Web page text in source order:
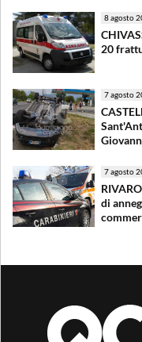
8 agosto
20
7 agosto
7 agosto
di